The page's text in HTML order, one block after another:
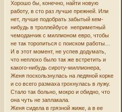
Хорошо бы, конечно, найти новую
работу, в сто раз лучше прежней. Или
нет, лучше подобрать забытый кем-
нибудь в троллейбусе неприметный
чемоданчик с миллионом евро, чтобы
не так торопиться с поиском работы…
И в этот момент, не успев додумать,
что неплохо было так же встретить и
какого-нибудь сироту-миллионера,
Женя поскользнулась на ледяной корке
и со всего размаха грохнулась в лужу.
Стало так больно, мокро и обидно, что
она чуть не заплакала.
Женя сидела в грязной жиже, а в ее